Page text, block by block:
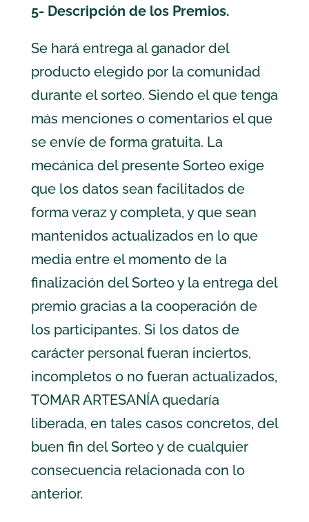
5- Descripción de los Premios.
Se hará entrega al ganador del
producto elegido por la comunidad
durante el sorteo. Siendo el que tenga
más menciones o comentarios el que
se envíe de forma gratuita. La
mecánica del presente Sorteo exige
que los datos sean facilitados de
forma veraz y completa, y que sean
mantenidos actualizados en lo que
media entre el momento de la
finalización del Sorteo y la entrega del
premio gracias a la cooperación de
los participantes. Si los datos de
carácter personal fueran inciertos,
incompletos o no fueran actualizados,
TOMAR ARTESANÍA quedaría
liberada, en tales casos concretos, del
buen fin del Sorteo y de cualquier
consecuencia relacionada con lo
anterior.